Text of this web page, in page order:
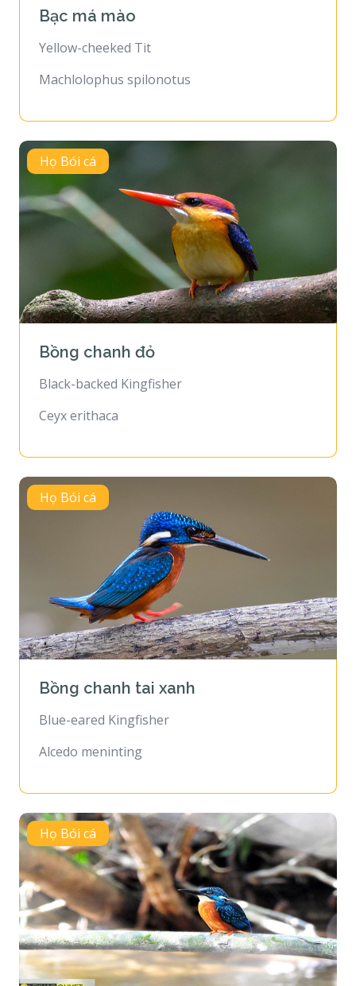
Bạc má mào
Yellow-cheeked Tit
Machlolophus spilonotus
Họ Bói cá
Bồng chanh đỏ
Black-backed Kingfisher
Ceyx erithaca
Họ Bói cá
Bồng chanh tai xanh
Blue-eared Kingfisher
Alcedo meninting
Họ Bói cá